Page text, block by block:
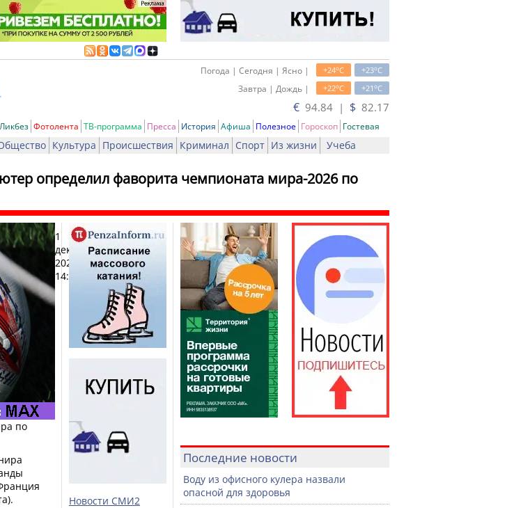
+23oC
+24oC
Погода | Сегодня | Ясно |
+21oC
+22oC
Завтра | Дождь |
€ 94.84 | $ 82.17
Ликбез Фотолента ТВ-программа Пресса История Афиша Полезное Гороскоп Гостевая
Культура Происшествия Криминал Спорт Из жизни Учеба
определил фаворита чемпионата мира-2026 по
1
декабря
2025,
14:41
Печать
по
Новости СМИ2
Последние новости
Воду из офисного кулера назвали
опасной для здоровья